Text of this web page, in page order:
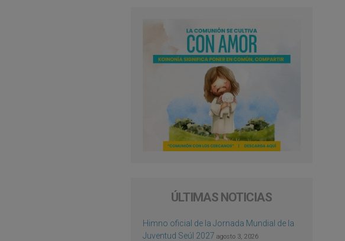
ÚLTIMAS NOTICIAS
Himno oficial de la Jornada Mundial de la
Juventud Seúl 2027 agosto 3, 2026